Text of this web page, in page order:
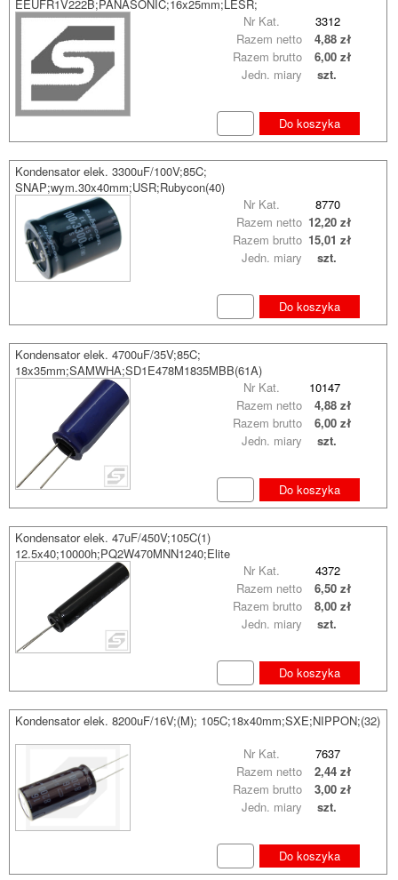
EEUFR1V222B;PANASONIC;16x25mm;LESR;
Nr Kat.
3312
Razem brutto 6,00 zł
Razem netto 4,88 zł
Jedn. miary szt.
Do koszyka
Kondensator elek. 3300uF/100V;85C;
SNAP;wym.30x40mm;USR;Rubycon(40)
Nr Kat.
8770
Razem brutto 15,01 zł
Razem netto 12,20 zł
Jedn. miary szt.
Do koszyka
Kondensator elek. 4700uF/35V;85C;
18x35mm;SAMWHA;SD1E478M1835MBB(61A)
Nr Kat.
10147
Razem brutto 6,00 zł
Razem netto 4,88 zł
Jedn. miary szt.
Do koszyka
Kondensator elek. 47uF/450V;105C(1)
12.5x40;10000h;PQ2W470MNN1240;Elite
Nr Kat.
4372
Razem brutto 8,00 zł
Razem netto 6,50 zł
Jedn. miary szt.
Do koszyka
Kondensator elek. 8200uF/16V;(M); 105C;18x40mm;SXE;NIPPON;(32)
Nr Kat.
7637
Razem brutto 3,00 zł
Razem netto 2,44 zł
Jedn. miary szt.
Do koszyka